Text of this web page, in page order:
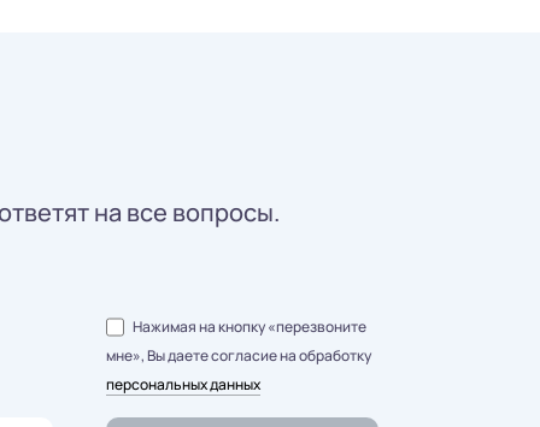
на все вопросы.
Нажимая на кнопку «перезвоните
мне», Вы даете согласие на обработку
персональных данных